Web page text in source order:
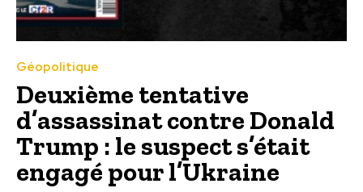
Géopolitique
Deuxième tentative
d’assassinat contre Donald
Trump : le suspect s’était
engagé pour l’Ukraine